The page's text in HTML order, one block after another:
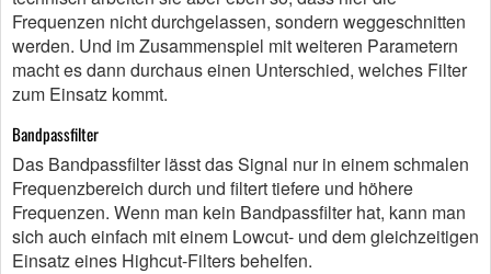
Frequenzen nicht durchgelassen, sondern weggeschnitten
werden. Und im Zusammenspiel mit weiteren Parametern
macht es dann durchaus einen Unterschied, welches Filter
zum Einsatz kommt.
Bandpassfilter
Das Bandpassfilter lässt das Signal nur in einem schmalen
Frequenzbereich durch und filtert tiefere und höhere
Frequenzen. Wenn man kein Bandpassfilter hat, kann man
sich auch einfach mit einem Lowcut- und dem gleichzeitigen
Einsatz eines Highcut-Filters behelfen.